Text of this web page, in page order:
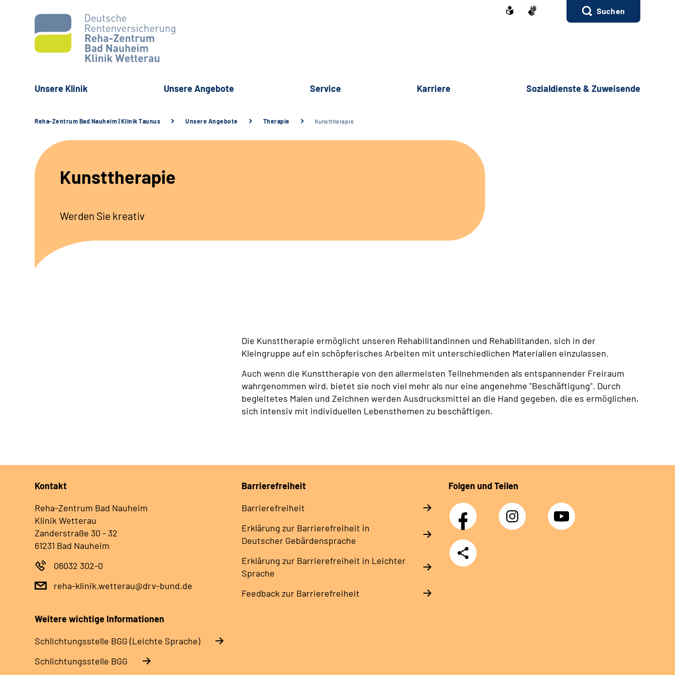
Suchen
Unsere Klinik Unsere Angebote Service Karriere Sozialdienste & Zuweisende
Reha-Zentrum Bad Nauheim | Klinik Taunus Unsere Angebote Therapie Kunsttherapie
Kunsttherapie
Werden Sie kreativ
Die Kunsttherapie ermöglicht unseren Rehabilitandinnen und Rehabilitanden, sich in der
Kleingruppe auf ein schöpferisches Arbeiten mit unterschiedlichen Materialien einzulassen.
Auch wenn die Kunsttherapie von den allermeisten Teilnehmenden als entspannender Freiraum
wahrgenommen wird, bietet sie noch viel mehr als nur eine angenehme "Beschäftigung". Durch
begleitetes Malen und Zeichnen werden Ausdrucksmittel an die Hand gegeben, die es ermöglichen,
sich intensiv mit individuellen Lebensthemen zu beschäftigen.
Kontakt
Reha-Zentrum Bad Nauheim
Klinik Wetterau
Zanderstraße 30 - 32
61231 Bad Nauheim
06032 302-0
reha-klinik.wetterau@drv-bund.de
Barrierefreiheit
Barrierefreiheit
Erklärung zur Barrierefreiheit in
Deutscher Gebärdensprache
Erklärung zur Barrierefreiheit in Leichter
Sprache
Feedback zur Barrierefreiheit
Folgen und Teilen
Facebook Instagram YouTube
Teilen
Weitere wichtige Informationen
Schlich­tungs­stel­le BGG (Leichte Sprache)
Schlich­tungs­stel­le BGG